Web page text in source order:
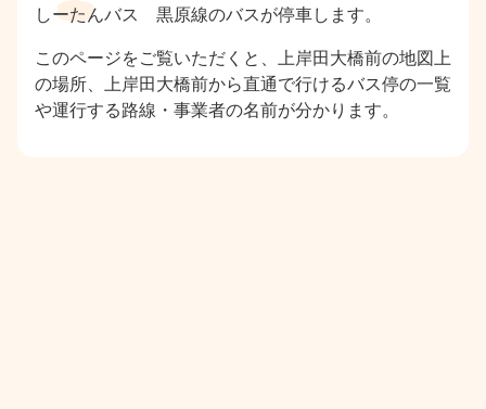
しーたんバス 黒原線のバスが停車します。
このページをご覧いただくと、上岸田大橋前の地図上
の場所、上岸田大橋前から直通で行けるバス停の一覧
や運行する路線・事業者の名前が分かります。